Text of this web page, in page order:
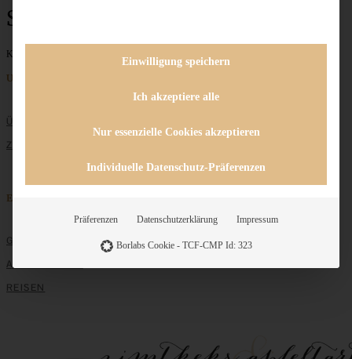
Stracciatella
Keine Beiträge gefunden
Unternehmen
ÜBER MICH
ZUSAMMENARBEIT
Entdecken
GRUNDLAGEN
ALLE REZEPTE
REISEN
Einwilligung speichern
Ich akzeptiere alle
Nur essenzielle Cookies akzeptieren
Individuelle Datenschutz-Präferenzen
Präferenzen Datenschutzerklärung Impressum
Borlabs Cookie - TCF-CMP Id: 323